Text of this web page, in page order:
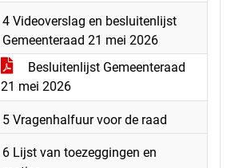
4 Videoverslag en besluitenlijst
Gemeenteraad 21 mei 2026
Besluitenlijst Gemeenteraad
21 mei 2026
5 Vragenhalfuur voor de raad
6 Lijst van toezeggingen en